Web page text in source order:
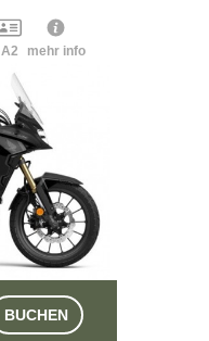
A2 mehr info
BUCHEN